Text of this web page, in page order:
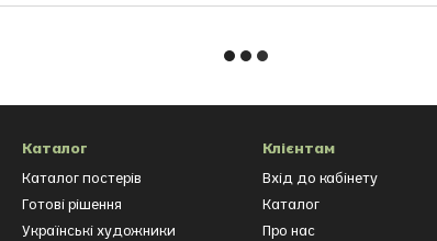
Каталог
Каталог постерів
Готові рішення
Українські художники
Клієнтам
Вхід до кабінету
Каталог
Про нас